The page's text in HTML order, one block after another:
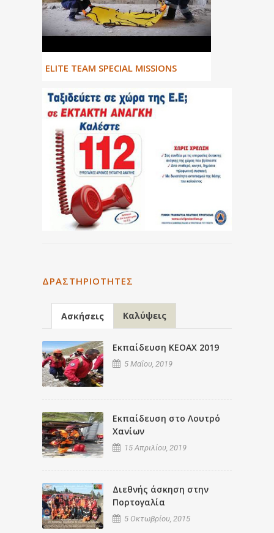
ΕLITE TEAM SPECIAL MISSIONS
ΔΡΑΣΤΗΡΙΌΤΗΤΕΣ
Ασκήσεις Καλύψεις
Εκπαίδευση ΚΕΟΑΧ 2019
5 Μαΐου, 2019
Εκπαίδευση στο Λουτρό
Χανίων
15 Απριλίου, 2019
Διεθνής άσκηση στην
Πορτογαλία
5 Οκτωβρίου, 2015